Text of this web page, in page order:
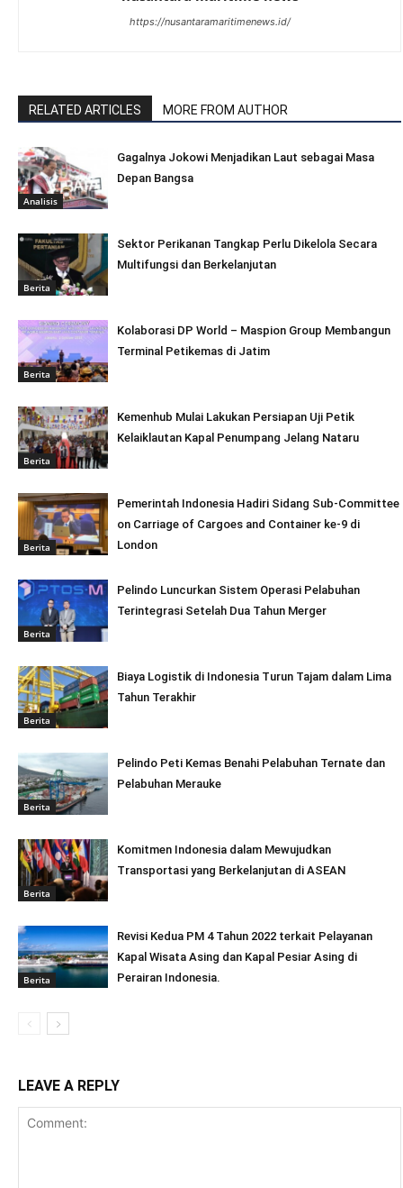
https://nusantaramaritimenews.id/
RELATED ARTICLES MORE FROM AUTHOR
Analisis
Gagalnya Jokowi Menjadikan Laut sebagai Masa
Depan Bangsa
Berita
Sektor Perikanan Tangkap Perlu Dikelola Secara
Multifungsi dan Berkelanjutan
Berita
Kolaborasi DP World – Maspion Group Membangun
Terminal Petikemas di Jatim
Berita
Kemenhub Mulai Lakukan Persiapan Uji Petik
Kelaiklautan Kapal Penumpang Jelang Nataru
Berita
Pemerintah Indonesia Hadiri Sidang Sub-Committee
on Carriage of Cargoes and Container ke-9 di
London
Berita
Pelindo Luncurkan Sistem Operasi Pelabuhan
Terintegrasi Setelah Dua Tahun Merger
Berita
Biaya Logistik di Indonesia Turun Tajam dalam Lima
Tahun Terakhir
Berita
Pelindo Peti Kemas Benahi Pelabuhan Ternate dan
Pelabuhan Merauke
Berita
Komitmen Indonesia dalam Mewujudkan
Transportasi yang Berkelanjutan di ASEAN
Berita
Revisi Kedua PM 4 Tahun 2022 terkait Pelayanan
Kapal Wisata Asing dan Kapal Pesiar Asing di
Perairan Indonesia.
LEAVE A REPLY